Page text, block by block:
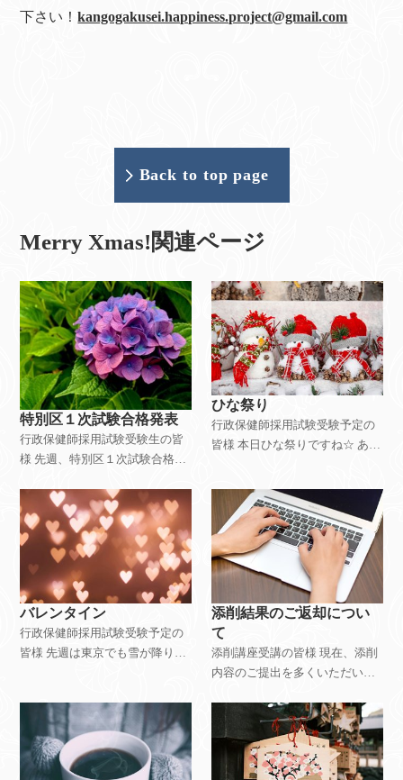
下さい！kangogakusei.happiness.project@gmail.com
Back to top page
Merry Xmas!関連ページ
特別区１次試験合格発表
行政保健師採用試験受験生の皆
様 先週、特別区１次試験合格発
けて準備されている方々も、他
の自治体の１次試験受験日が近
い方々も 多くいらっしゃること
と思います。
ひな祭り
行政保健師採用試験受験予定の
皆様 本日ひな祭りですね☆ あい
特別区の告示日まであと少しで
すね。 特別区を志望されている
当ゼミ受講生
バレンタイン
行政保健師採用試験受験予定の
皆様 先週は東京でも雪が降り、
して今週末は春を思わせるよう
な暖かさになるとの予報?? 花粉
症の当方は
添削結果のご返却につい
て
添削講座受講の皆様 現在、添削
内容のご提出を多くいただいて
げるまでお時間をいただいてお
り大変恐縮ですが、 順番にご返
信させていただきますので、今
しばらくお待ちい